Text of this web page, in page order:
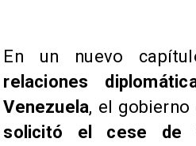
En un nuevo
relaciones
Venezuela, el
solicitó el cese de